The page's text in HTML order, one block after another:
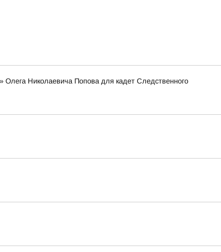
Олега Николаевича Попова для кадет Следственного